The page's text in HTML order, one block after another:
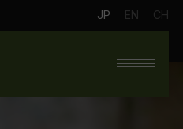
JP EN CH